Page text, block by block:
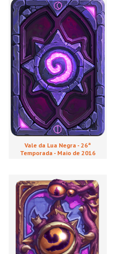
Vale da Lua Negra - 26ª
Temporada - Maio de 2016